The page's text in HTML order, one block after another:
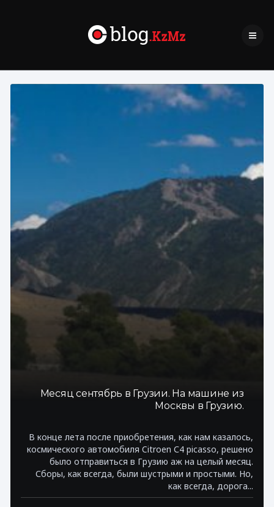
Месяц сентябрь в Грузии. На машине из
Москвы в Грузию.
В конце лета после приобретения, как нам казалось,
космического автомобиля Citroen С4 picasso, решено
было отправиться в Грузию аж на целый месяц.
Сборы, как всегда, были шустрыми и простыми. Но,
как всегда, дорога...